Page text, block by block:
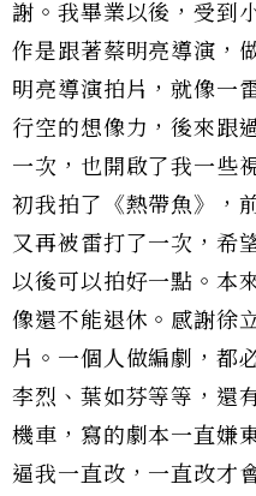
謝。我畢業以後，受到
作是跟著蔡明亮導演，
明亮導演拍片，就像一
行空的想像力，後來跟
一次，也開啟了我一些
初我拍了《熱帶魚》，
又再被雷打了一次，希
以後可以拍好一點。本
像還不能退休。感謝徐
片。一個人做編劇，都
李烈、葉如芬等等，還
機車，寫的劇本一直嫌
逼我一直改，一直改才